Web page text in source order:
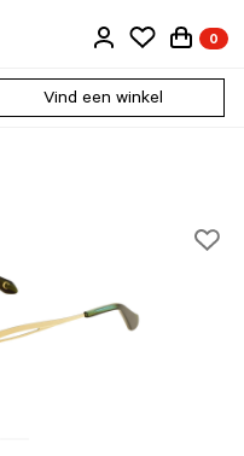
0
Vind een winkel